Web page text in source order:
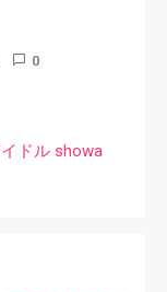
0
ドル showa